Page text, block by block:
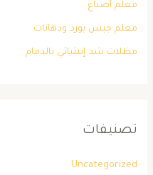
معلم أصباغ
معلم جبس بورد ودهانات
مظلات شد إنشائي بالدمام
تصنيفات
Uncategorized